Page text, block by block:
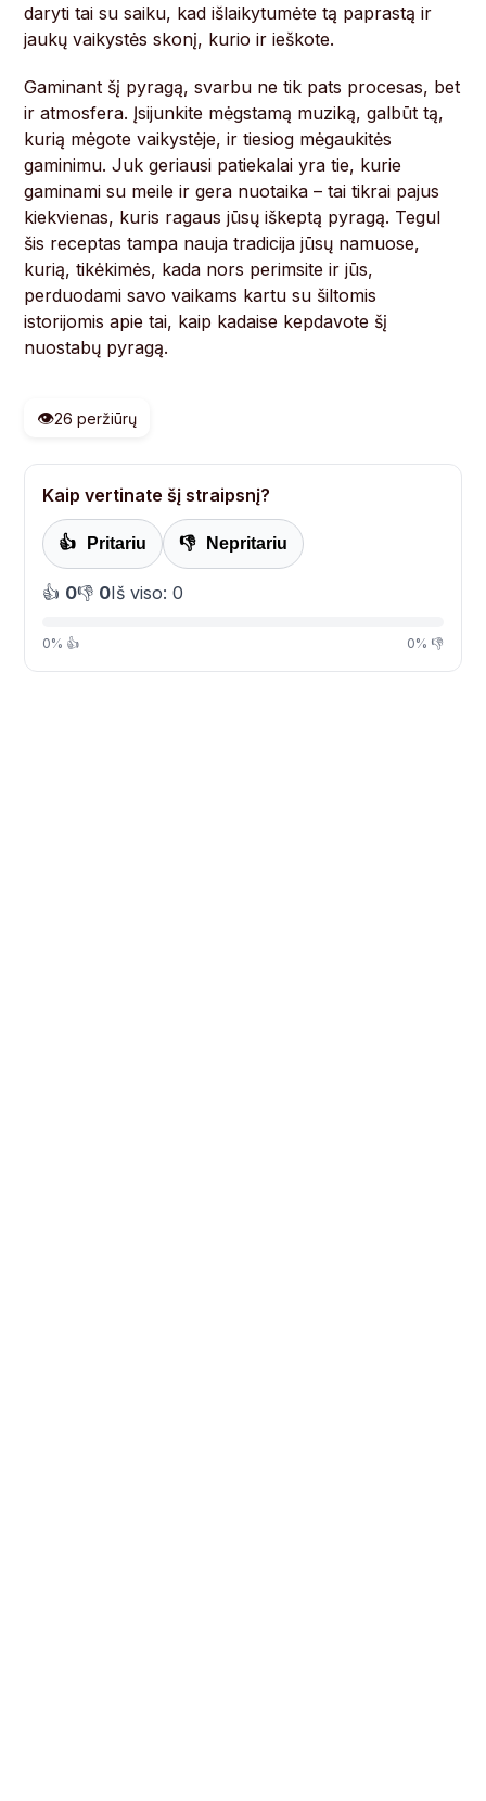
daryti tai su saiku, kad išlaikytumėte tą paprastą ir
jaukų vaikystės skonį, kurio ir ieškote.
Gaminant šį pyragą, svarbu ne tik pats procesas, bet
ir atmosfera. Įsijunkite mėgstamą muziką, galbūt tą,
kurią mėgote vaikystėje, ir tiesiog mėgaukitės
gaminimu. Juk geriausi patiekalai yra tie, kurie
gaminami su meile ir gera nuotaika – tai tikrai pajus
kiekvienas, kuris ragaus jūsų iškeptą pyragą. Tegul
šis receptas tampa nauja tradicija jūsų namuose,
kurią, tikėkimės, kada nors perimsite ir jūs,
perduodami savo vaikams kartu su šiltomis
istorijomis apie tai, kaip kadaise kepdavote šį
nuostabų pyragą.
👁️26 peržiūrų
Kaip vertinate šį straipsnį?
👍 Pritariu 👎 Nepritariu
👍 0👎 0Iš viso: 0
0% 👍 0% 👎